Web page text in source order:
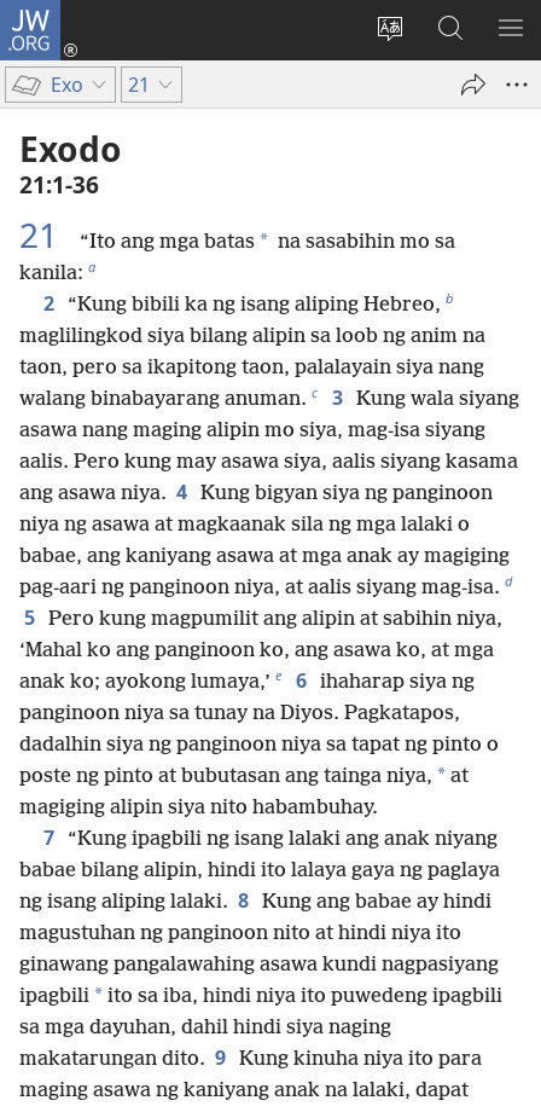
JW.ORG
Baguhin
wika
Mag-
log
sa
JW.ORG
Exo 21
Exodo
21:1-36
21 “Ito ang mga batas * na sasabihin mo sa
kanila: a
2 “Kung bibili ka ng isang aliping Hebreo, b
maglilingkod siya bilang alipin sa loob ng anim na
taon, pero sa ikapitong taon, palalayain siya nang
walang binabayarang anuman. c 3 Kung wala siyang
asawa nang maging alipin mo siya, mag-isa siyang
aalis. Pero kung may asawa siya, aalis siyang kasama
ang asawa niya. 4 Kung bigyan siya ng panginoon
niya ng asawa at magkaanak sila ng mga lalaki o
babae, ang kaniyang asawa at mga anak ay magiging
pag-aari ng panginoon niya, at aalis siyang mag-isa. d
5 Pero kung magpumilit ang alipin at sabihin niya,
‘Mahal ko ang panginoon ko, ang asawa ko, at mga
anak ko; ayokong lumaya,’ e 6 ihaharap siya ng
panginoon niya sa tunay na Diyos. Pagkatapos,
dadalhin siya ng panginoon niya sa tapat ng pinto o
poste ng pinto at bubutasan ang tainga niya, * at
magiging alipin siya nito habambuhay.
7
“Kung ipagbili ng isang lalaki ang anak niyang
babae bilang alipin, hindi ito lalaya gaya ng paglaya
ng isang aliping lalaki. 8 Kung ang babae ay hindi
magustuhan ng panginoon nito at hindi niya ito
ginawang pangalawahing asawa kundi nagpasiyang
ipagbili * ito sa iba, hindi niya ito puwedeng ipagbili
sa mga dayuhan, dahil hindi siya naging
makatarungan dito. 9 Kung kinuha niya ito para
maging asawa ng kaniyang anak na lalaki, dapat